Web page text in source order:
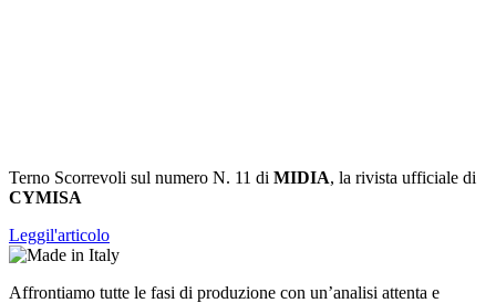
Terno Scorrevoli sul numero N. 11 di MIDIA, la rivista ufficiale di
CYMISA
Leggil'articolo
Affrontiamo tutte le fasi di produzione con un’analisi attenta e